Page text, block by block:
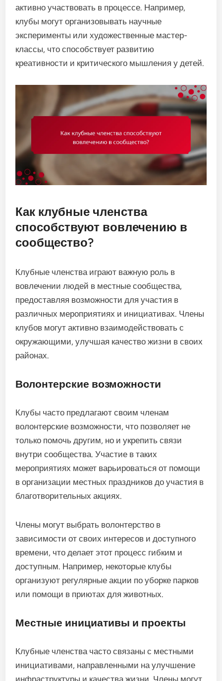
активно участвовать в процессе. Например,
клубы могут организовывать научные
эксперименты или художественные мастер-
классы, что способствует развитию
креативности и критического мышления у детей.
Как клубные членства
способствуют вовлечению в
сообщество?
Клубные членства играют важную роль в
вовлечении людей в местные сообщества,
предоставляя возможности для участия в
различных мероприятиях и инициативах. Члены
клубов могут активно взаимодействовать с
окружающими, улучшая качество жизни в своих
районах.
Волонтерские возможности
Клубы часто предлагают своим членам
волонтерские возможности, что позволяет не
только помочь другим, но и укрепить связи
внутри сообщества. Участие в таких
мероприятиях может варьироваться от помощи
в организации местных праздников до участия в
благотворительных акциях.
Члены могут выбрать волонтерство в
зависимости от своих интересов и доступного
времени, что делает этот процесс гибким и
доступным. Например, некоторые клубы
организуют регулярные акции по уборке парков
или помощи в приютах для животных.
Местные инициативы и проекты
Клубные членства часто связаны с местными
инициативами, направленными на улучшение